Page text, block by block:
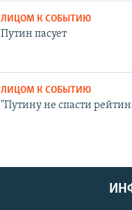
ЛИЦОМ К СОБЫТИЮ
Путин пасует
ЛИЦОМ К СОБЫТИЮ
"Путину не спасти